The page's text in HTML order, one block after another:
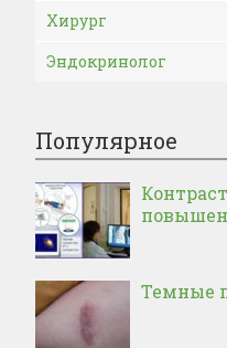
Хирург
Эндокринолог
Популярное
Темные